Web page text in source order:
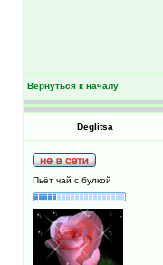
Вернуться к началу
Deglitsa
Пьёт чай с булкой